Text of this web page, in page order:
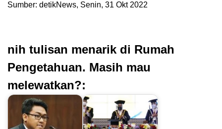
Sumber: detikNews, Senin, 31 Okt 2022
nih tulisan menarik di Rumah
Pengetahuan. Masih mau
melewatkan?: